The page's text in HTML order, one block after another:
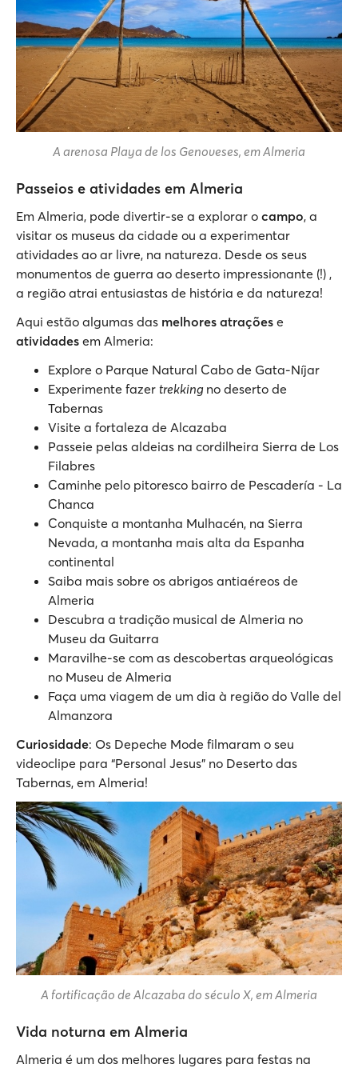
A arenosa Playa de los Genoveses, em Almeria
Passeios e atividades em Almeria
Em Almeria, pode divertir-se a explorar o campo, a
visitar os museus da cidade ou a experimentar
atividades ao ar livre, na natureza. Desde os seus
monumentos de guerra ao deserto impressionante (!) ,
a região atrai entusiastas de história e da natureza!
Aqui estão algumas das melhores atrações e
atividades em Almeria:
Explore o Parque Natural Cabo de Gata-Níjar
Experimente fazer trekking no deserto de
Tabernas
Visite a fortaleza de Alcazaba
Passeie pelas aldeias na cordilheira Sierra de Los
Filabres
Caminhe pelo pitoresco bairro de Pescadería - La
Chanca
Conquiste a montanha Mulhacén, na Sierra
Nevada, a montanha mais alta da Espanha
continental
Saiba mais sobre os abrigos antiaéreos de
Almeria
Descubra a tradição musical de Almeria no
Museu da Guitarra
Maravilhe-se com as descobertas arqueológicas
no Museu de Almeria
Faça uma viagem de um dia à região do Valle del
Almanzora
Curiosidade: Os Depeche Mode filmaram o seu
videoclipe para “Personal Jesus” no Deserto das
Tabernas, em Almeria!
A fortificação de Alcazaba do século X, em Almeria
Vida noturna em Almeria
Almeria é um dos melhores lugares para festas na